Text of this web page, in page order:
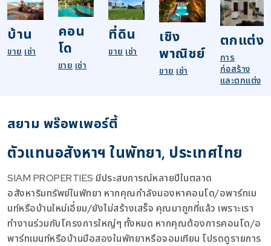
บ้าน
ขาย เช่า
คอน
โด
ขาย เช่า
ที่ดิน
ขาย เช่า
เชิง
พาณิชย์
ขาย เช่า
ตกแต่ง
การ
ก่อสร้าง
และตกแต่ง
สยาม พร๊อพเพอร์ตี้
ตัวแทนอสังหาฯ ในพัทยา, ประเทศไทย
SIAM PROPERTIES มีประสบการณ์หลายปีในตลาด
อสังหาริมทรัพย์ในพัทยา หากคุณกำลังมองหาคอนโด/อพาร์ทเม
นท์หรือบ้านใหม่เอี่ยม/ยังไม่สร้างเสร็จ คุณมาถูกที่แล้ว เพราะเรา
ทำงานร่วมกับโครงการใหญ่ๆ ทั้งหมด หากคุณต้องการคอนโด/อ
พาร์ทเมนท์หรือบ้านมือสองในพัทยาหรือจอมเทียน โปรดดูรายการ